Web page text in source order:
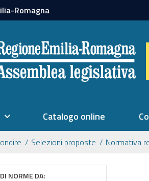
Romagna
Catalogo online
Selezioni proposte Normativa
NORME DA: